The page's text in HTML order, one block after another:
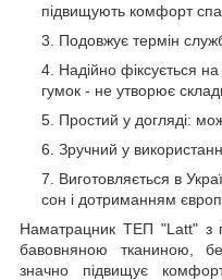
підвищують комфорт
Подовжує термін
Надійно фіксується
гумок - не утворює
Простий у догляді:
Зручний у
Виготовляється в
сон і дотриманням
Наматрацник TEП "Latt" з
бавовняною тканиною,
значно підвищує